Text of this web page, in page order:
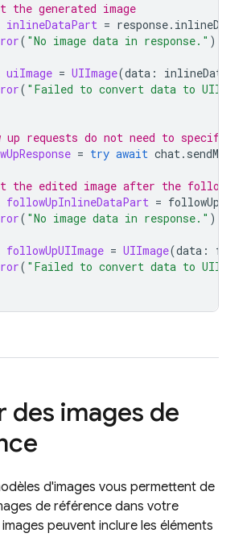
the generated image
inlineDataPart = response.
( "No image data in response." )
uiImage = UIImage(data :
( "Failed to convert data to
requests do not need to specify
= try await chat.
the edited image after the follow up
followUpInlineDataPart =
( "No image data in response." )
followUpUIImage = UIImage(data :
( "Failed to convert data to
des images de
d'images vous permettent de
de référence dans votre
peuvent inclure les éléments